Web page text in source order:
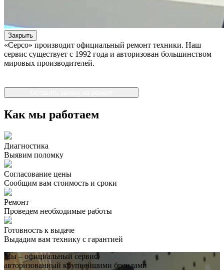
Закрыть
«Серсо» производит официальный ремонт техники. Наш
сервис существует с 1992 года и авторизован большинством
мировых производителей.
Как мы работаем
Диагностика
Выявим поломку
Согласование цены
Сообщим вам стоимость и сроки
Ремонт
Проведем необходимые работы
Готовность к выдаче
Выдадим вам технику с гарантией
Мы – официальный сервис,
авторизованный крупнейшими брендами